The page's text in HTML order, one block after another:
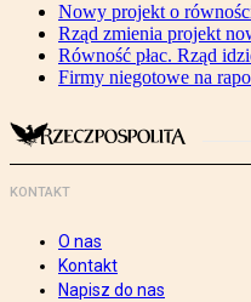
Nowy projekt o
Rząd zmienia projekt
Równość płac. Rząd
Firmy niegotowe na
KONTAKT
O nas
Kontakt
Napisz do nas